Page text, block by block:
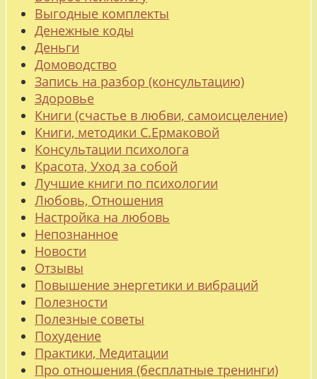
Выгодные комплекты
Денежные коды
Деньги
Домоводство
Запись на разбор (консультацию)
Здоровье
Книги (счастье в любви, самоисцеление)
Книги, методики С.Ермаковой
Консультации психолога
Красота, Уход за собой
Лучшие книги по психологии
Любовь, Отношения
Настройка на любовь
Непознанное
Новости
Отзывы
Повышение энергетики и вибраций
Полезности
Полезные советы
Похудение
Практики, Медитации
Про отношения (бесплатные тренинги)